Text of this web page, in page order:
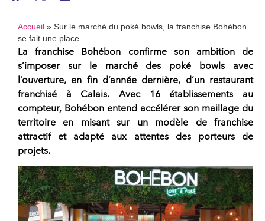
Accueil » Sur le marché du poké bowls, la franchise Bohébon
se fait une place
Lafranchise Bohébon confirme son ambition de
s’imposer sur le marché des poké bowls avec
l’ouverture, en fin d’année dernière, d’un restaurant
franchisé à Calais. Avec 16 établissements au
compteur, Bohébon entend accélérer son maillage du
territoire en misant sur un modèle de franchise
attractifet adapté aux attentes des porteurs de
projets.